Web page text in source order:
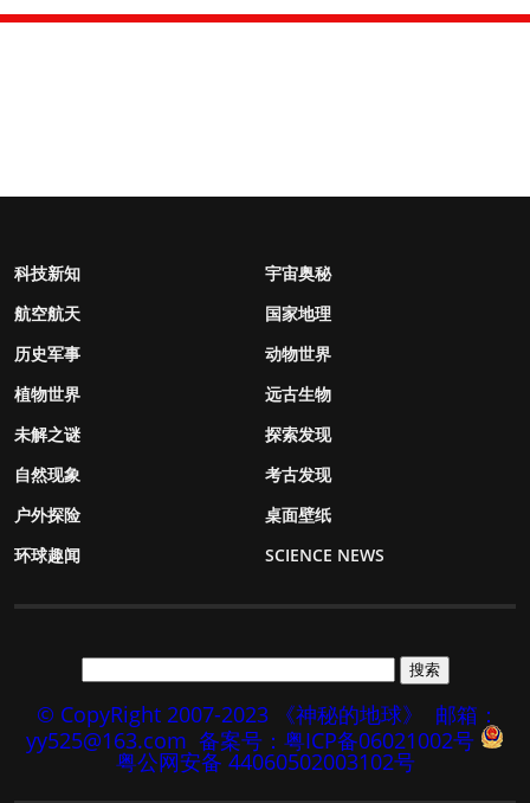
科技新知
宇宙奥秘
航空航天
国家地理
历史军事
动物世界
植物世界
远古生物
未解之谜
探索发现
自然现象
考古发现
户外探险
桌面壁纸
环球趣闻
SCIENCE NEWS
© CopyRight 2007-2023 《神秘的地球》
邮箱：
yy525@163.com 备案号：粤ICP备06021002号
粤公网安备 44060502003102号